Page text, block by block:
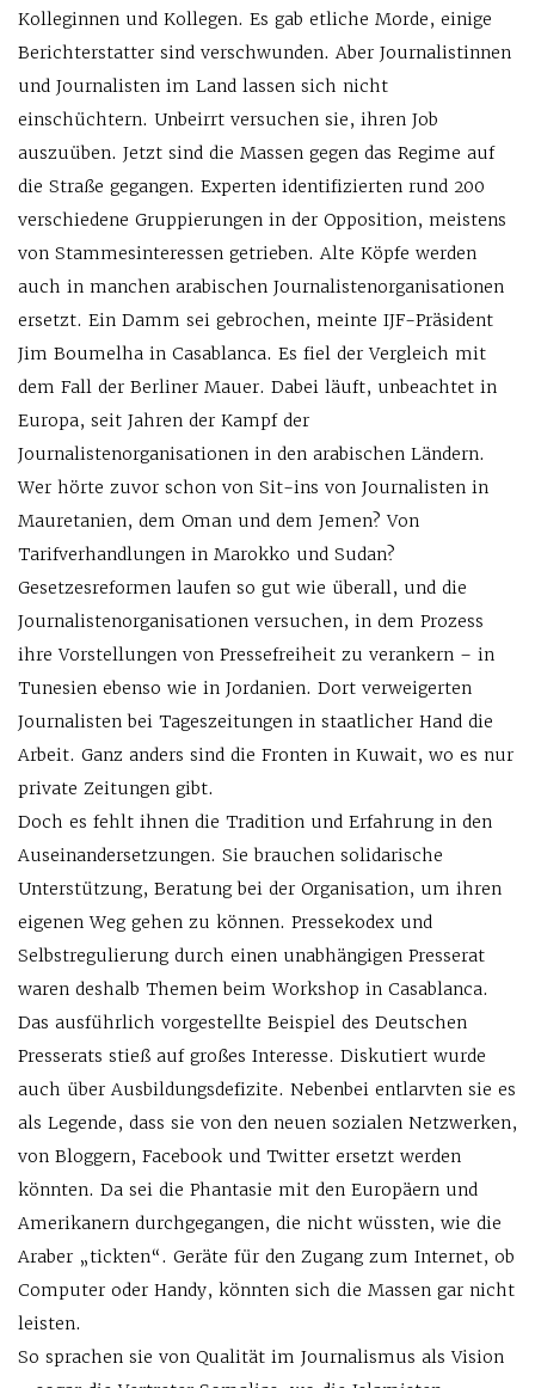
Kolleginnen und Kollegen. Es gab etliche Morde, einige
Berichterstatter sind verschwunden. Aber Journalistinnen
und Journalisten im Land lassen sich nicht
einschüchtern. Unbeirrt versuchen sie, ihren Job
auszuüben. Jetzt sind die Massen gegen das Regime auf
die Straße gegangen. Experten identifizierten rund 200
verschiedene Gruppierungen in der Opposition, meistens
von Stammesinteressen getrieben. Alte Köpfe werden
auch in manchen arabischen Journalistenorganisationen
ersetzt. Ein Damm sei gebrochen, meinte IJF-Präsident
Jim Boumelha in Casablanca. Es fiel der Vergleich mit
dem Fall der Berliner Mauer. Dabei läuft, unbeachtet in
Europa, seit Jahren der Kampf der
Journalistenorganisationen in den arabischen Ländern.
Wer hörte zuvor schon von Sit-ins von Journalisten in
Mauretanien, dem Oman und dem Jemen? Von
Tarifverhandlungen in Marokko und Sudan?
Gesetzesreformen laufen so gut wie überall, und die
Journalistenorganisationen versuchen, in dem Prozess
ihre Vorstellungen von Pressefreiheit zu verankern – in
Tunesien ebenso wie in Jordanien. Dort verweigerten
Journalisten bei Tageszeitungen in staatlicher Hand die
Arbeit. Ganz anders sind die Fronten in Kuwait, wo es nur
private Zeitungen gibt.
Doch es fehlt ihnen die Tradition und Erfahrung in den
Auseinandersetzungen. Sie brauchen solidarische
Unterstützung, Beratung bei der Organisation, um ihren
eigenen Weg gehen zu können. Pressekodex und
Selbstregulierung durch einen unabhängigen Presserat
waren deshalb Themen beim Workshop in Casablanca.
Das ausführlich vorgestellte Beispiel des Deutschen
Presserats stieß auf großes Interesse. Diskutiert wurde
auch über Ausbildungsdefizite. Nebenbei entlarvten sie es
als Legende, dass sie von den neuen sozialen Netzwerken,
von Bloggern, Facebook und Twitter ersetzt werden
könnten. Da sei die Phantasie mit den Europäern und
Amerikanern durchgegangen, die nicht wüssten, wie die
Araber „tickten“. Geräte für den Zugang zum Internet, ob
Computer oder Handy, könnten sich die Massen gar nicht
leisten.
So sprachen sie von Qualität im Journalismus als Vision